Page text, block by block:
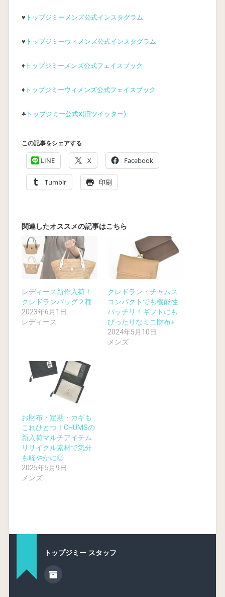
♥ トップジミーメンズ公式インスタグラム
♥ トップジミーウィメンズ公式インスタグラム
♦ トップジミーメンズ公式フェイスブック
♦ トップジミーウィメンズ公式フェイスブック
♣ トップジミー公式X(旧ツイッター)
この記事をシェアする
LINE X Facebook
Tumblr 印刷
レディース新作入荷！
クレドランバッグ２種
2023年6月1日
レディース
クレドラン・チャムス
コンパクトでも機能性
バッチリ！ギフトにも
ぴったりなミニ財布♪
2024年5月10日
メンズ
お財布・定期・カギも
これひとつ！CHUMSの
新入荷マルチアイテム
リサイクル素材で気分
も軽やかに◎
2025年5月9日
メンズ
トップジミー スタッフ